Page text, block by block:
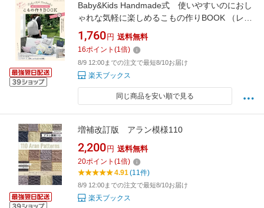
Baby&Kids Handmade式 使いやすいのにおし
ゃれな気軽に楽しめるこもの作りBOOK （レデ
ィブティックシリーズ） [ Baby＆Kids
Handmade ]
1,760 円 送料無料
16ポイント (1倍)
8/9 12:00までの注文で最短8/10お届け
楽天ブックス
同じ商品を安い順で見る
増補改訂版 アラン模様110
2,200 円 送料無料
20ポイント (1倍)
4.91(11件)
8/9 12:00までの注文で最短8/10お届け
楽天ブックス